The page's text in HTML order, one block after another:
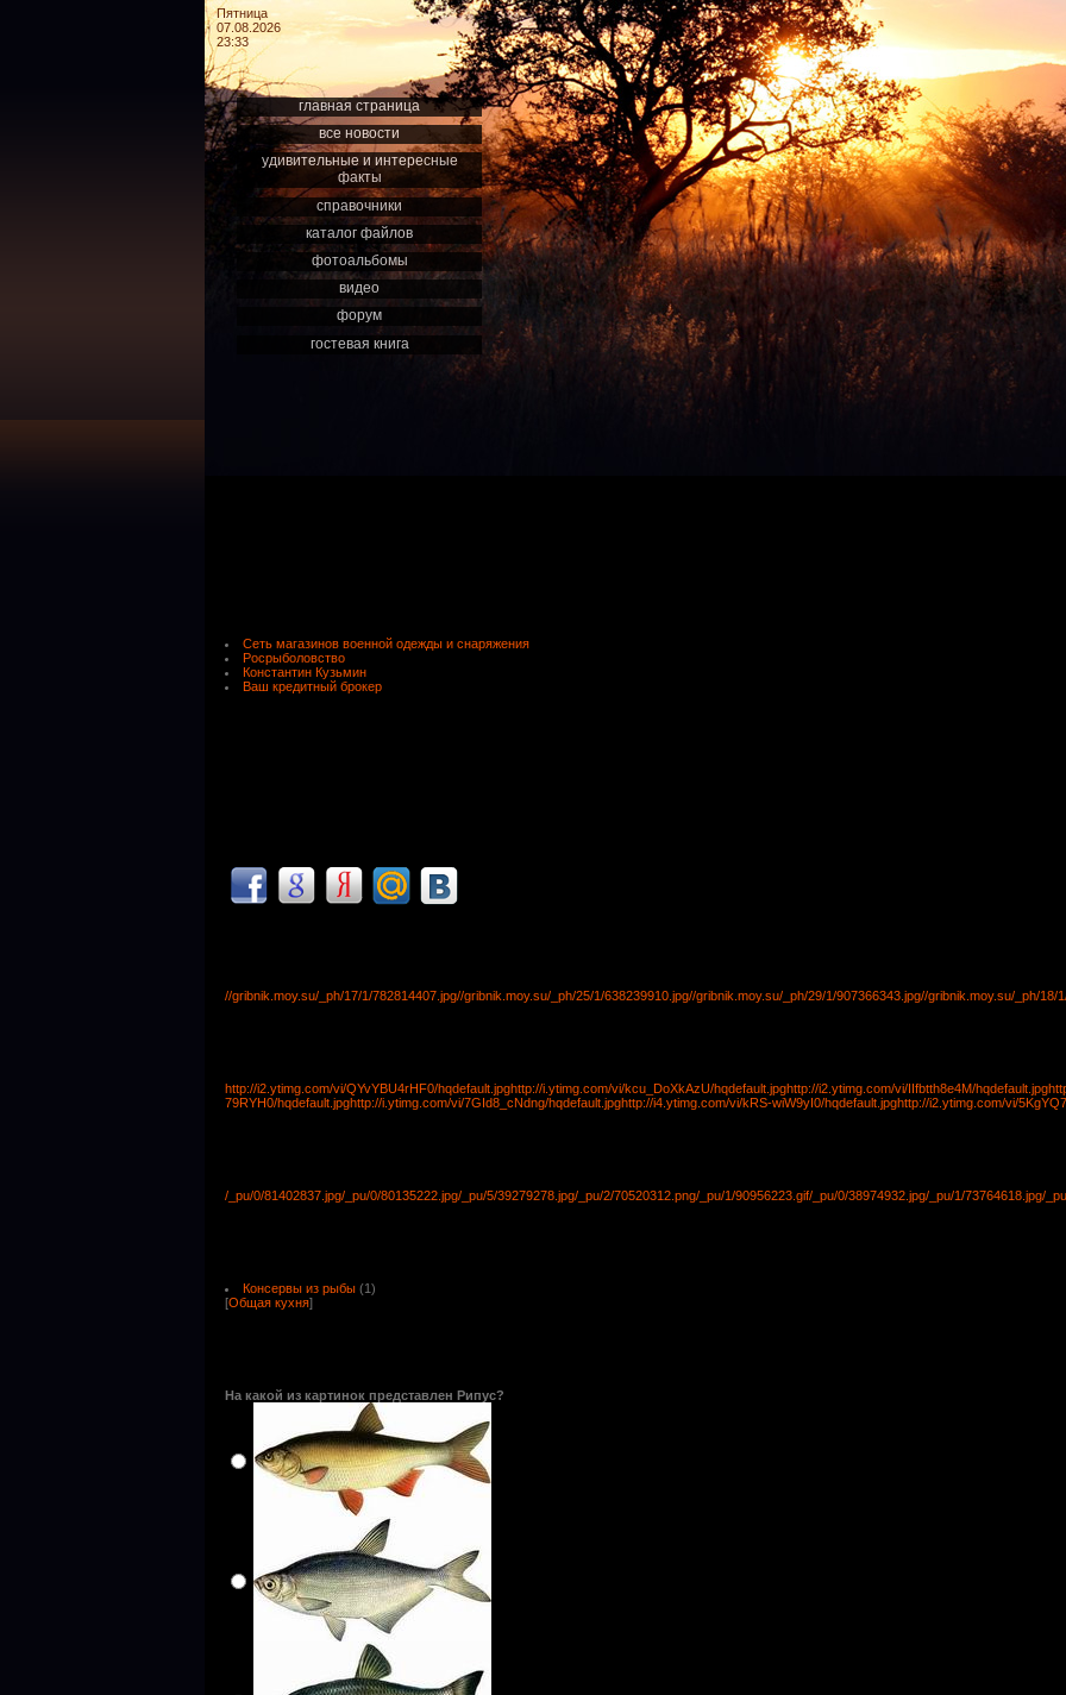
Пятница
07.08.2026
23:33
главная страница
все новости
удивительные и интересные
факты
справочники
каталог файлов
фотоальбомы
видео
форум
гостевая книга
Сеть магазинов военной одежды и снаряжения
Росрыболовство
Константин Кузьмин
Ваш кредитный брокер
//gribnik.moy.su/_ph/17/1/782814407.jpg//gribnik.moy.su/_ph/25/1/638239910.jpg//gribnik.moy.su/_ph/29/1/907366343.jpg//gribnik.moy.su/_ph/18/
http://i2.ytimg.com/vi/QYvYBU4rHF0/hqdefault.jpghttp://i.ytimg.com/vi/kcu_DoXkAzU/hqdefault.jpghttp://i2.ytimg.com/vi/IIfbtth8e4M/hqdefault.jpg
79RYH0/hqdefault.jpghttp://i.ytimg.com/vi/7GId8_cNdng/hqdefault.jpghttp://i4.ytimg.com/vi/kRS-wiW9yI0/hqdefault.jpghttp://i2.ytimg.com/vi/
/_pu/0/81402837.jpg/_pu/0/80135222.jpg/_pu/5/39279278.jpg/_pu/2/70520312.png/_pu/1/90956223.gif/_pu/0/38974932.jpg/_pu/1/73764618.jpg/
Консервы из рыбы (1)
[Общая кухня]
На какой из картинок представлен Рипус?